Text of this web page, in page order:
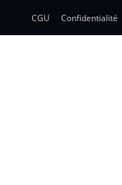
CGU Confidentialité